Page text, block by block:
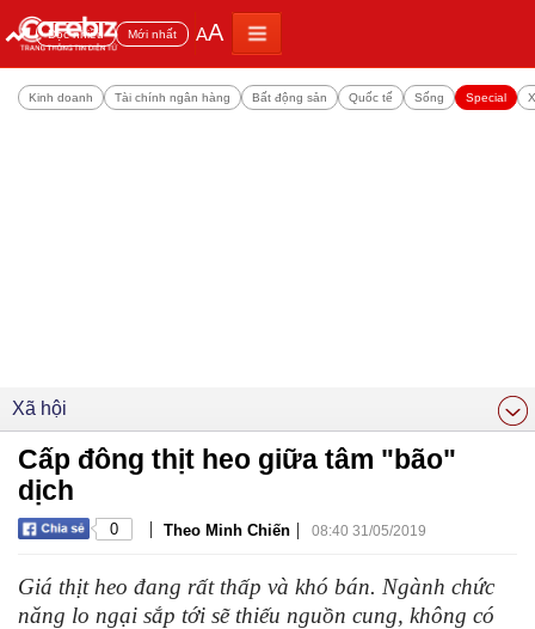
Đọc nhiều Mới nhất AA
Kinh doanh Tài chính ngân hàng Bất động sản Quốc tế Sống Special
Xã hội
Cấp đông thịt heo giữa tâm "bão"
dịch
0 | Theo Minh Chiến | 08:40 31/05/2019
Giá thịt heo đang rất thấp và khó bán. Ngành chức
năng lo ngại sắp tới sẽ thiếu nguồn cung, không có